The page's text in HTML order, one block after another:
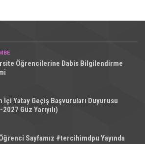
Öğrencilerine Dabis Bilgilendirme
İçi Yatay Geçiş Başvuruları Duyurusu
Güz Yarıyılı)
Sayfamız #tercihimdpu Yayında